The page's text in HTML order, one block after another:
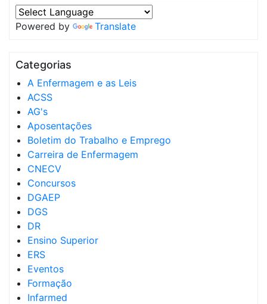
Powered by Translate
Categorias
A Enfermagem e as Leis
ACSS
AG's
Aposentações
Boletim do Trabalho e Emprego
Carreira de Enfermagem
CNECV
Concursos
DGAEP
DGS
DR
Ensino Superior
ERS
Eventos
Formação
Infarmed